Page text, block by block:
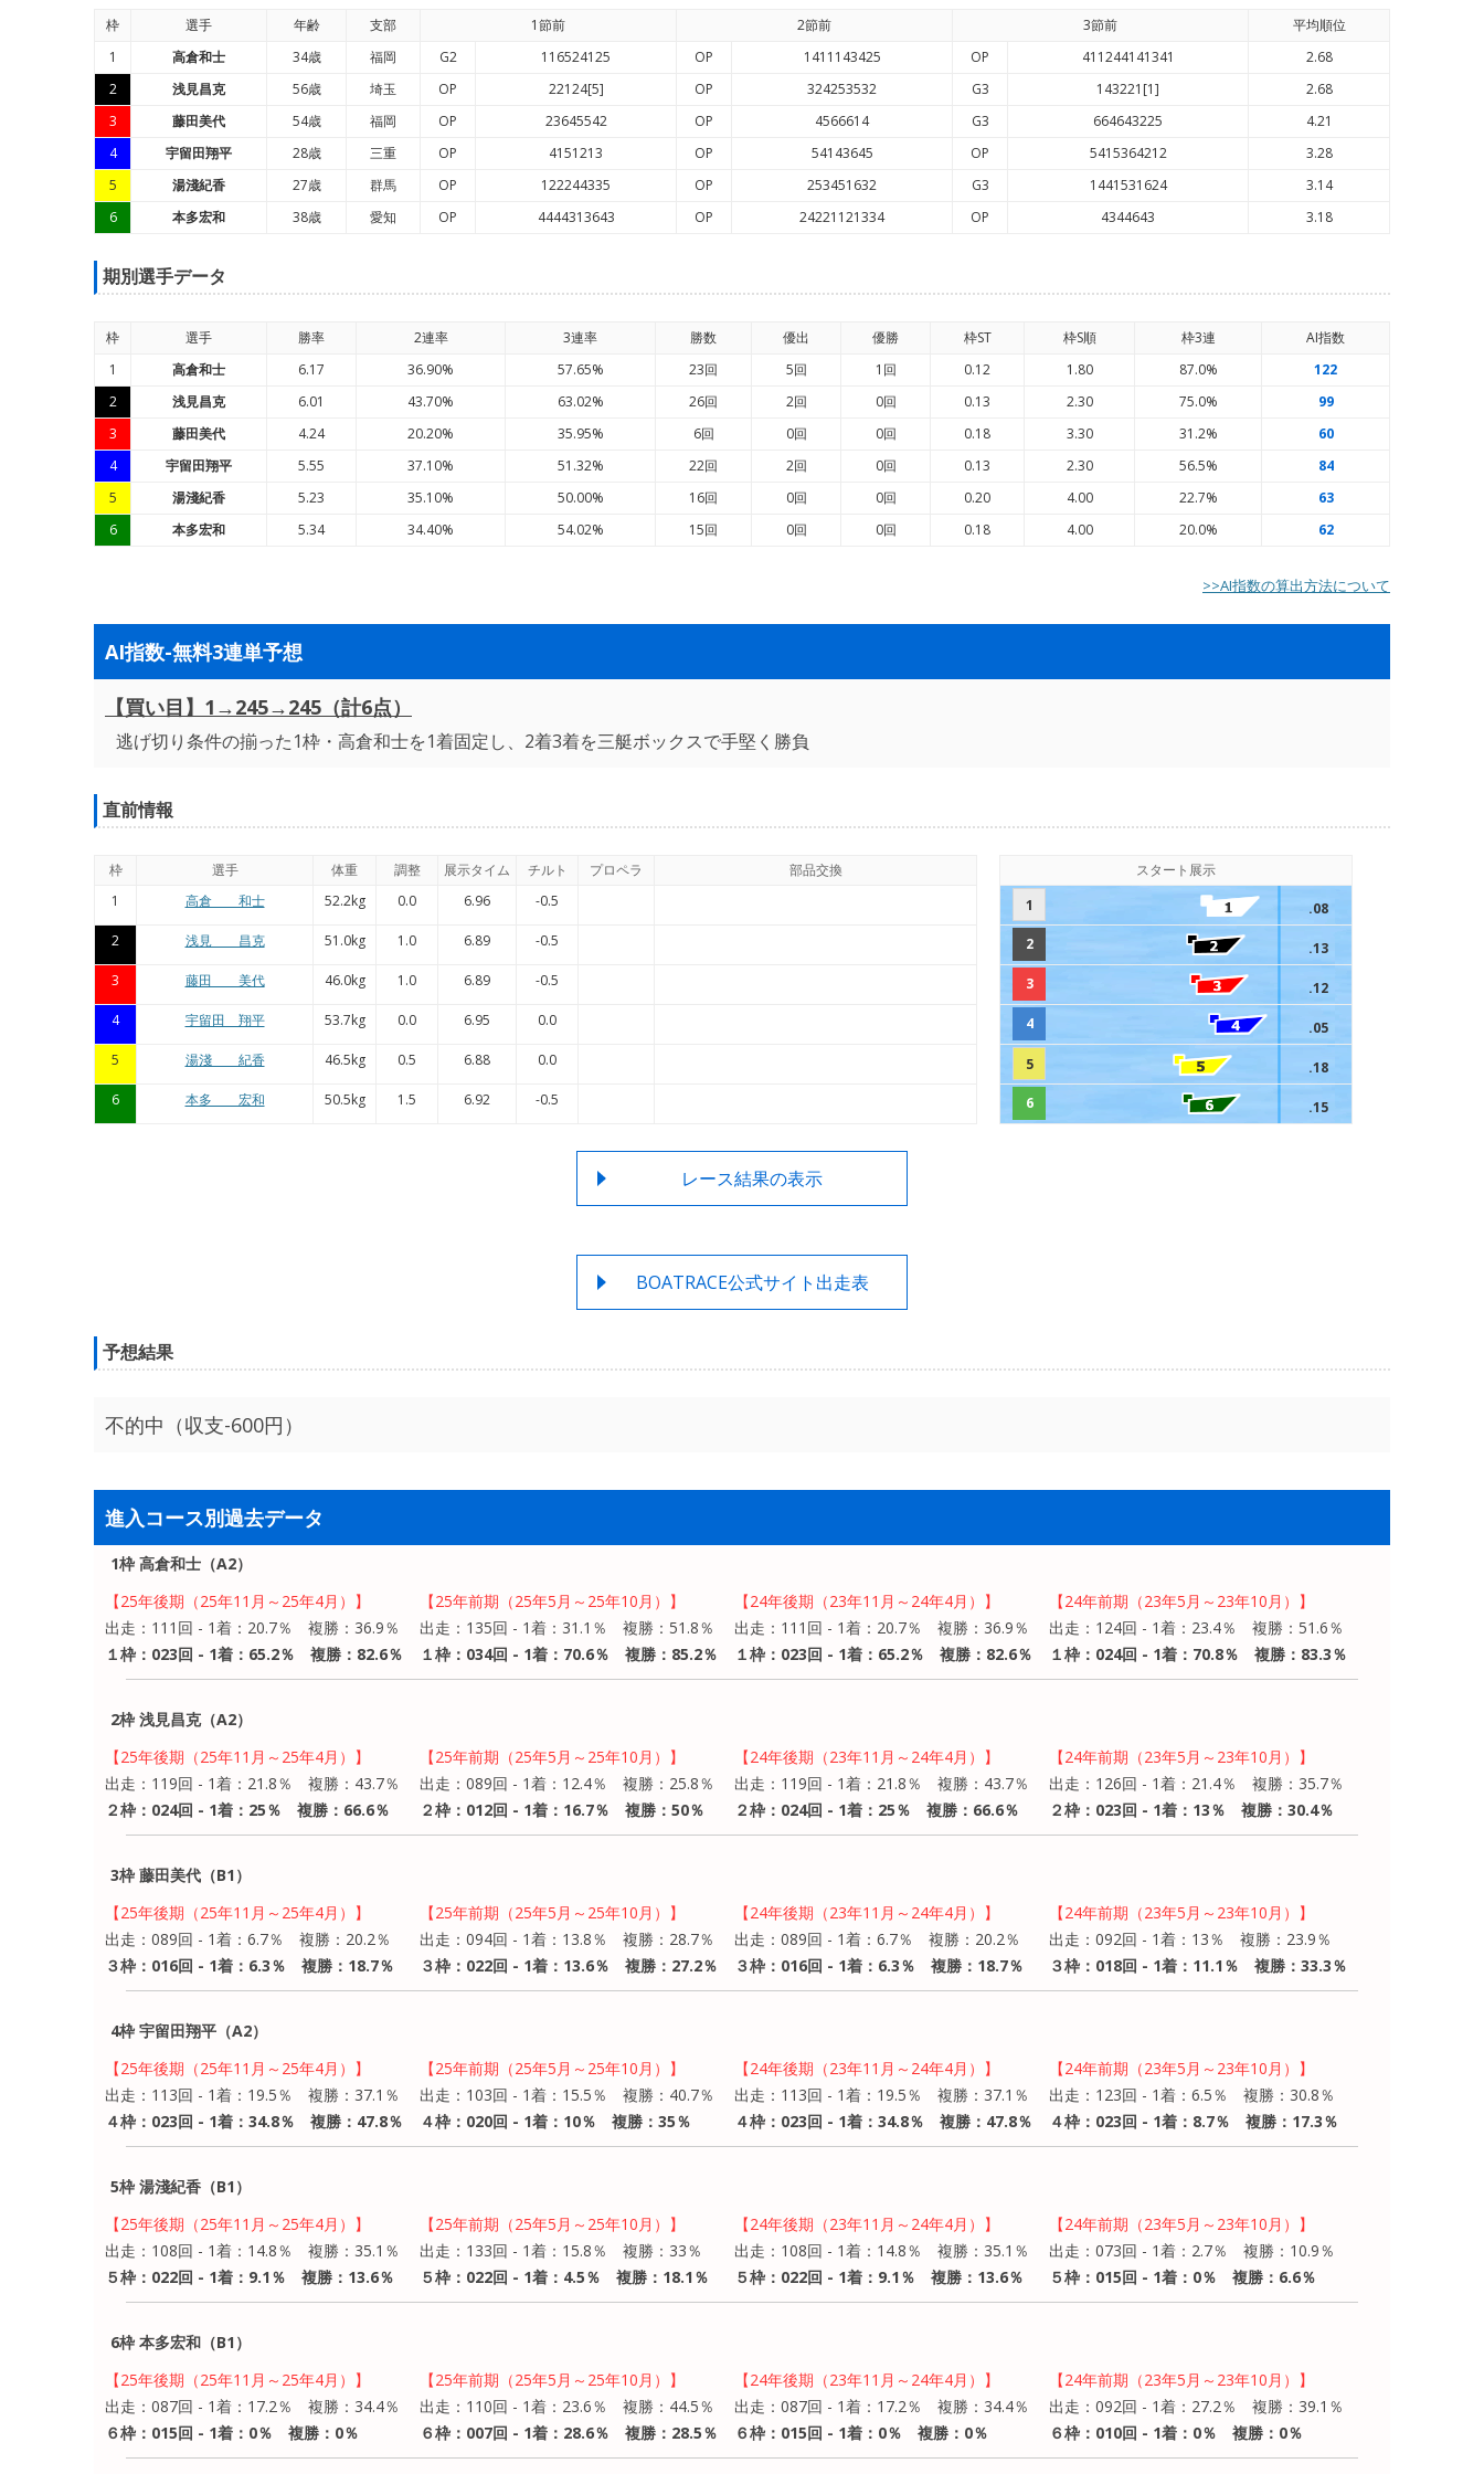
枠 選手 年齢 支部 1節前 2節前 3節前 平均順位
1
高倉和士 34歳 福岡 G2 116524125 OP 1411143425 OP 411244141341
2.68
2
浅見昌克 56歳 埼玉 OP 22124[5] OP 324253532 G3 143221[1]
2.68
3
藤田美代 54歳 福岡 OP 23645542 OP 4566614 G3 664643225
4.21
4
宇留田翔平 28歳 三重 OP 4151213 OP 54143645 OP 5415364212
3.28
5
湯淺紀香 27歳 群馬 OP 122244335 OP 253451632 G3 1441531624
3.14
6
本多宏和 38歳 愛知 OP 4444313643 OP 24221121334 OP 4344643 3.18
期別選手データ
枠 選手 勝率 2連率 3連率 勝数 優出 優勝 枠ST 枠S順 枠3連 AI指数
1
高倉和士 6.17 36.90% 57.65% 23回 5回 1回 0.12 1.80 87.0%
122
2
浅見昌克 6.01 43.70% 63.02% 26回 2回 0回 0.13 2.30 75.0%
99
3
藤田美代 4.24 20.20% 35.95% 6回 0回 0回 0.18 3.30 31.2%
60
4
宇留田翔平 5.55 37.10% 51.32% 22回 2回 0回 0.13 2.30 56.5%
84
5
湯淺紀香 5.23 35.10% 50.00% 16回 0回 0回 0.20 4.00 22.7%
63
6
本多宏和 5.34 34.40% 54.02% 15回 0回 0回 0.18 4.00 20.0% 62
>>AI指数の算出方法について
AI指数-無料3連単予想
【買い目】1→245→245（計6点）
逃げ切り条件の揃った1枠・高倉和士を1着固定し、2着3着を三艇ボックスで手堅く勝負
直前情報
枠 選手 体重 調整 展示タイム チルト プロペラ
部品交換
1
高倉 和士 52.2kg 0.0 6.96 -0.5
2 浅見 昌克 51.0kg 1.0 6.89 -0.5
3 藤田 美代 46.0kg 1.0 6.89 -0.5
4 宇留田 翔平 53.7kg 0.0 6.95 0.0
5 湯淺 紀香 46.5kg 0.5 6.88 0.0
6 本多 宏和 50.5kg 1.5 6.92 -0.5
スタート展示
1
.08
2
.13
3
.12
4
.05
5
.18
6
.15
レース結果の表示
BOATRACE公式サイト出走表
予想結果
不的中（収支-600円）
進入コース別過去データ
1枠 高倉和士（A2）
【25年後期（25年11月～25年4月）】
出走：111回 - 1着：20.7％ 複勝：36.9％
１枠：023回 - 1着：65.2％ 複勝：82.6％
【25年前期（25年5月～25年10月）】
出走：135回 - 1着：31.1％ 複勝：51.8％
１枠：034回 - 1着：70.6％ 複勝：85.2％
【24年後期（23年11月～24年4月）】
出走：111回 - 1着：20.7％ 複勝：36.9％
１枠：023回 - 1着：65.2％ 複勝：82.6％
【24年前期（23年5月～23年10月）】
出走：124回 - 1着：23.4％ 複勝：51.6％
１枠：024回 - 1着：70.8％ 複勝：83.3％
2枠 浅見昌克（A2）
【25年後期（25年11月～25年4月）】
出走：119回 - 1着：21.8％ 複勝：43.7％
２枠：024回 - 1着：25％ 複勝：66.6％
【25年前期（25年5月～25年10月）】
出走：089回 - 1着：12.4％ 複勝：25.8％
２枠：012回 - 1着：16.7％ 複勝：50％
【24年後期（23年11月～24年4月）】
出走：119回 - 1着：21.8％ 複勝：43.7％
２枠：024回 - 1着：25％ 複勝：66.6％
【24年前期（23年5月～23年10月）】
出走：126回 - 1着：21.4％ 複勝：35.7％
２枠：023回 - 1着：13％ 複勝：30.4％
3枠 藤田美代（B1）
【25年後期（25年11月～25年4月）】
出走：089回 - 1着：6.7％ 複勝：20.2％
３枠：016回 - 1着：6.3％ 複勝：18.7％
【25年前期（25年5月～25年10月）】
出走：094回 - 1着：13.8％ 複勝：28.7％
３枠：022回 - 1着：13.6％ 複勝：27.2％
【24年後期（23年11月～24年4月）】
出走：089回 - 1着：6.7％ 複勝：20.2％
３枠：016回 - 1着：6.3％ 複勝：18.7％
【24年前期（23年5月～23年10月）】
出走：092回 - 1着：13％ 複勝：23.9％
３枠：018回 - 1着：11.1％ 複勝：33.3％
4枠 宇留田翔平（A2）
【25年後期（25年11月～25年4月）】
出走：113回 - 1着：19.5％ 複勝：37.1％
４枠：023回 - 1着：34.8％ 複勝：47.8％
【25年前期（25年5月～25年10月）】
出走：103回 - 1着：15.5％ 複勝：40.7％
４枠：020回 - 1着：10％ 複勝：35％
【24年後期（23年11月～24年4月）】
出走：113回 - 1着：19.5％ 複勝：37.1％
４枠：023回 - 1着：34.8％ 複勝：47.8％
【24年前期（23年5月～23年10月）】
出走：123回 - 1着：6.5％ 複勝：30.8％
４枠：023回 - 1着：8.7％ 複勝：17.3％
5枠 湯淺紀香（B1）
【25年後期（25年11月～25年4月）】
出走：108回 - 1着：14.8％ 複勝：35.1％
５枠：022回 - 1着：9.1％ 複勝：13.6％
【25年前期（25年5月～25年10月）】
出走：133回 - 1着：15.8％ 複勝：33％
５枠：022回 - 1着：4.5％ 複勝：18.1％
【24年後期（23年11月～24年4月）】
出走：108回 - 1着：14.8％ 複勝：35.1％
５枠：022回 - 1着：9.1％ 複勝：13.6％
【24年前期（23年5月～23年10月）】
出走：073回 - 1着：2.7％ 複勝：10.9％
５枠：015回 - 1着：0％ 複勝：6.6％
6枠 本多宏和（B1）
【25年後期（25年11月～25年4月）】
出走：087回 - 1着：17.2％ 複勝：34.4％
６枠：015回 - 1着：0％ 複勝：0％
【25年前期（25年5月～25年10月）】
出走：110回 - 1着：23.6％ 複勝：44.5％
６枠：007回 - 1着：28.6％ 複勝：28.5％
【24年後期（23年11月～24年4月）】
出走：087回 - 1着：17.2％ 複勝：34.4％
６枠：015回 - 1着：0％ 複勝：0％
【24年前期（23年5月～23年10月）】
出走：092回 - 1着：27.2％ 複勝：39.1％
６枠：010回 - 1着：0％ 複勝：0％